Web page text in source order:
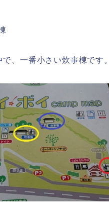
、一番小さい炊事棟です。